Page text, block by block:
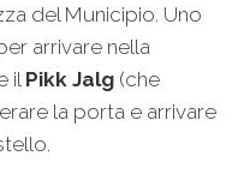
del Municipio. Uno
arrivare nella
il Pikk Jalg (che
la porta e arrivare